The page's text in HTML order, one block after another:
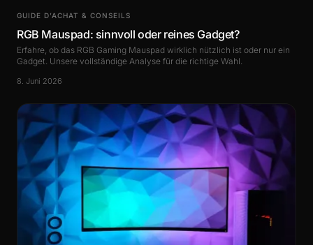
GUIDE D’ACHAT & CONSEILS
RGB Mauspad: sinnvoll oder reines Gadget?
Erfahre, ob das RGB Gaming Mauspad wirklich nützlich ist oder nur ein
Gadget. Unsere vollständige Analyse für die richtige Wahl.
8. Juni 2026